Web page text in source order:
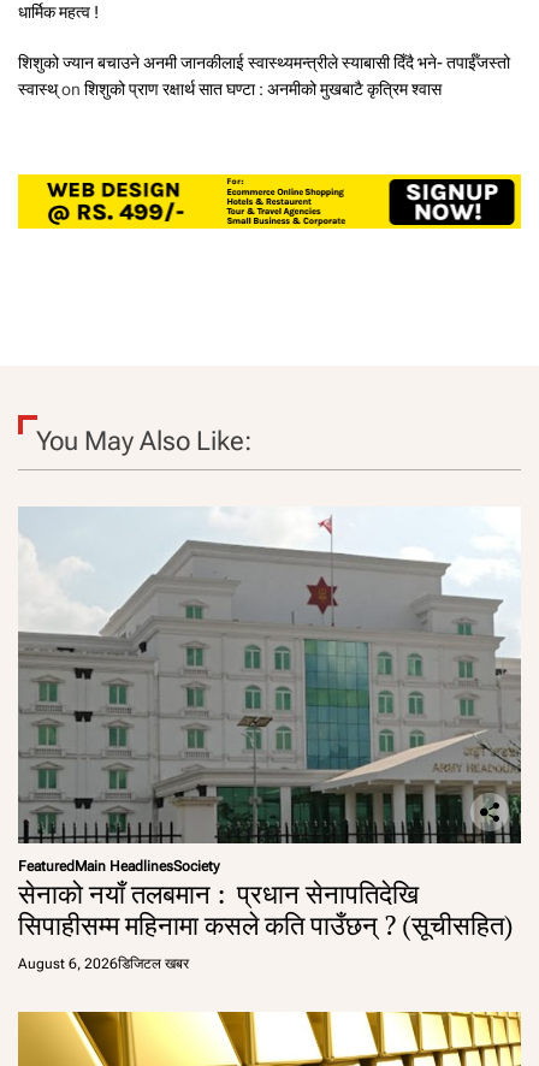
धार्मिक महत्व !
शिशुको ज्यान बचाउने अनमी जानकीलाई स्वास्थ्यमन्त्रीले स्याबासी दिँदै भने- तपाईँजस्तो
स्वास्थ्on शिशुको प्राण रक्षार्थ सात घण्टा : अनमीको मुखबाटै कृत्रिम श्वास
You May Also Like:
FeaturedMain HeadlinesSociety
सेनाको नयाँ तलबमान : प्रधान सेनापतिदेखि
सिपाहीसम्म महिनामा कसले कति पाउँछन् ? (सूचीसहित)
August 6, 2026डिजिटल खबर